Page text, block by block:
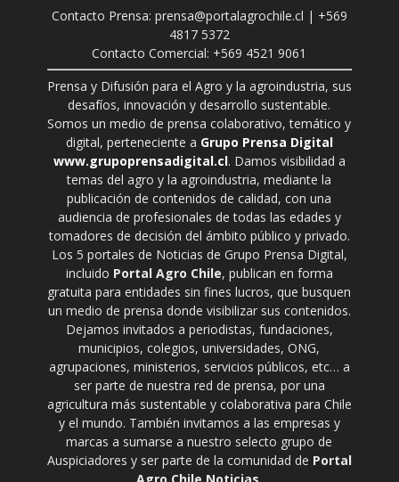
Contacto Prensa: prensa@portalagrochile.cl | +569
4817 5372
Contacto Comercial: +569 4521 9061
Prensa y Difusión para el Agro y la agroindustria, sus
desafíos, innovación y desarrollo sustentable.
Somos un medio de prensa colaborativo, temático y
digital, perteneciente a Grupo Prensa Digital
www.grupoprensadigital.cl. Damos visibilidad a
temas del agro y la agroindustria, mediante la
publicación de contenidos de calidad, con una
audiencia de profesionales de todas las edades y
tomadores de decisión del ámbito público y privado.
Los 5 portales de Noticias de Grupo Prensa Digital,
incluido Portal Agro Chile, publican en forma
gratuita para entidades sin fines lucros, que busquen
un medio de prensa donde visibilizar sus contenidos.
Dejamos invitados a periodistas, fundaciones,
municipios, colegios, universidades, ONG,
agrupaciones, ministerios, servicios públicos, etc… a
ser parte de nuestra red de prensa, por una
agricultura más sustentable y colaborativa para Chile
y el mundo. También invitamos a las empresas y
marcas a sumarse a nuestro selecto grupo de
Auspiciadores y ser parte de la comunidad de Portal